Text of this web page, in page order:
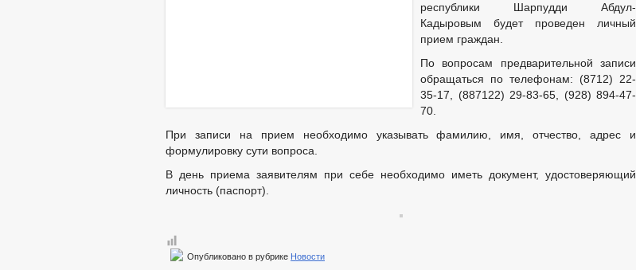
республики Шарпудди Абдул-
Кадыровым будет проведен личный
прием граждан.
По вопросам предварительной записи
обращаться по телефонам: (8712) 22-
35-17, (887122) 29-83-65, (928) 894-47-
70.
При записи на прием необходимо указывать фамилию, имя, отчество, адрес и
формулировку сути вопроса.
В день приема заявителям при себе необходимо иметь документ, удостоверяющий
личность (паспорт).
Опубликовано в рубрике Новости